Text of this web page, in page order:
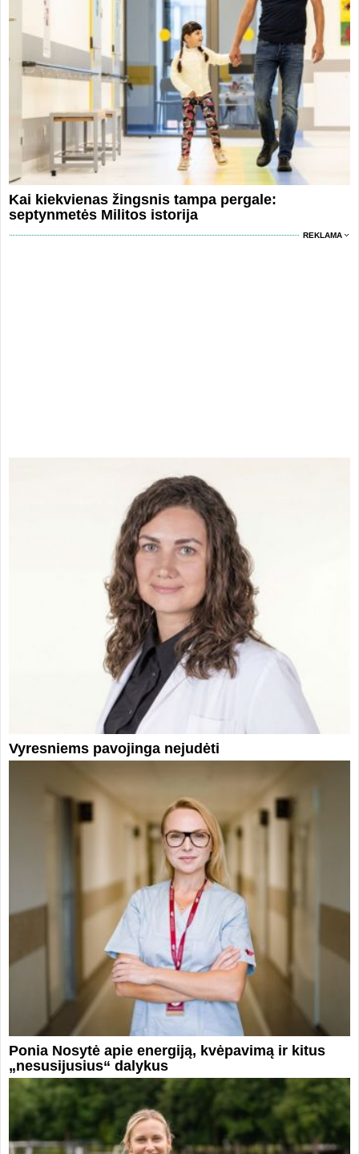
Kai kiekvienas žingsnis tampa pergale:
septynmetės Militos istorija
REKLAMA
Vyresniems pavojinga nejudėti
Ponia Nosytė apie energiją, kvėpavimą ir kitus
„nesusijusius“ dalykus